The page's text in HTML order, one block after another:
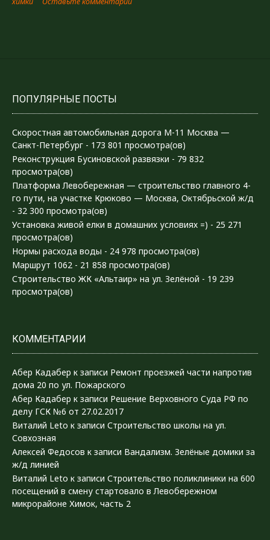
разгона»
ПОПУЛЯРНЫЕ ПОСТЫ
Скоростная автомобильная дорога М-11 Москва —
Санкт-Петербург - 173 801 просмотра(ов)
Реконструкция Бусиновской развязки - 79 832
просмотра(ов)
Платформа Левобережная — строительство главного 4-
го пути, на участке Крюково — Москва, Октябрьской ж/д
- 32 300 просмотра(ов)
Установка живой елки в домашних условиях =) - 25 271
просмотра(ов)
Нормы расхода воды - 24 978 просмотра(ов)
Маршрут 1062 - 21 858 просмотра(ов)
Строительство ЖК «Альтаир» на ул. Зелёной - 19 239
просмотра(ов)
КОММЕНТАРИИ
Абер Кадабер к записи Ремонт проезжей части напротив
дома 20 по ул. Пожарского
Абер Кадабер к записи Решение Верховного Суда РФ по
делу ГСК №6 от 27.02.2017
Виталий Leto к записи Строительство школы на ул.
Совхозная
Алексей Федосов к записи Вандализм. Зелёные домики за
ж/д линией
Виталий Leto к записи Строительство поликлиники на 600
посещений в смену стартовало в Левобережном
микрорайоне Химок, часть 2